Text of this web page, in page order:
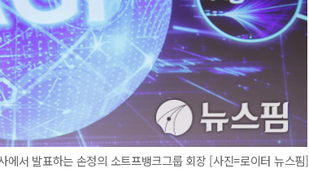
서 발표하는 손정의 소트프뱅크그룹 회장 [사진=로이터 뉴스핌]